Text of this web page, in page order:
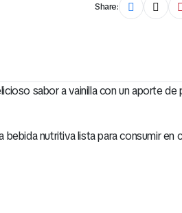
Share:
sabor a vainilla con un aporte
nutritiva lista para consumir en